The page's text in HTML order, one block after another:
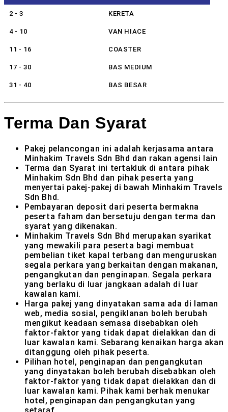
2 - 3 KERETA
4 - 10 VAN HIACE
11 - 16 COASTER
17 - 30 BAS MEDIUM
31 - 40 BAS BESAR
Terma Dan Syarat
Pakej pelancongan ini adalah kerjasama antara
Minhakim Travels Sdn Bhd dan rakan agensi lain
Terma dan Syarat ini tertakluk di antara pihak
Minhakim Sdn Bhd dan pihak peserta yang
menyertai pakej-pakej di bawah Minhakim Travels
Sdn Bhd.
Pembayaran deposit dari peserta bermakna
peserta faham dan bersetuju dengan terma dan
syarat yang dikenakan.
Minhakim Travels Sdn Bhd merupakan syarikat
yang mewakili para peserta bagi membuat
pembelian tiket kapal terbang dan menguruskan
segala perkara yang berkaitan dengan makanan,
pengangkutan dan penginapan. Segala perkara
yang berlaku di luar jangkaan adalah di luar
kawalan kami.
Harga pakej yang dinyatakan sama ada di laman
web, media sosial, pengiklanan boleh berubah
mengikut keadaan semasa disebabkan oleh
faktor-faktor yang tidak dapat dielakkan dan di
luar kawalan kami. Sebarang kenaikan harga akan
ditanggung oleh pihak peserta.
Pilihan hotel, penginapan dan pengangkutan
yang dinyatakan boleh berubah disebabkan oleh
faktor-faktor yang tidak dapat dielakkan dan di
luar kawalan kami. Pihak kami berhak menukar
hotel, penginapan dan pengangkutan yang
setaraf.